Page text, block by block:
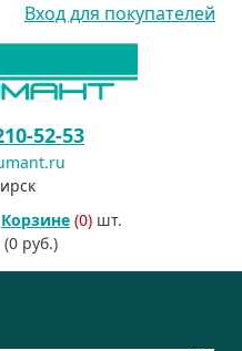
Вход для покупателей
52-53
Корзине (0) шт.
руб.)